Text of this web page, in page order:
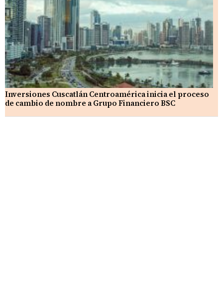
Inversiones Cuscatlán Centroamérica inicia el proceso
de cambio de nombre a Grupo Financiero BSC